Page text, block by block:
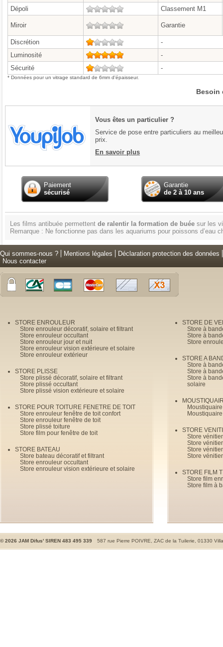
Dépoli
Classement M1
Miroir Garantie
Discrétion
-
Luminosité
-
Sécurité
-
* Données pour un vitrage standard de 6mm d'épaisseur.
Besoin
Vous êtes un particulier ?
Service de pose entre particuliers au
prix.
En savoir plus
Paiement
sécurisé
Garantie
de 2 à 10 ans
Les films antibuée permettent de ralentir la formation de buée sur les
Remarque : Ne fonctionne pas dans les aquariums pour poissons d’eau
Qui sommes-nous ? Mentions légales
Déclaration protection des données
Nous contacter
STORE ENROULEUR
Store enrouleur décoratif, solaire et filtrant
Store enrouleur occultant
Store enrouleur jour et nuit
Store enrouleur vision extérieure et solaire
Store enrouleur extérieur
STORE PLISSE
Store plissé décoratif, solaire et filtrant
Store plissé occultant
Store plissé vision extérieure et solaire
STORE POUR TOITURE FENETRE DE TOIT
Store enrouleur fenêtre de toit confort
Store enrouleur fenêtre de toit
Store plissé toiture
Store film pour fenêtre de toit
STORE BATEAU
Store bateau décoratif et filtrant
Store enrouleur occultant
Store enrouleur vision extérieure et solaire
STORE DE
Store à
Store à
Store
STORE A
Store à
Store à
Store à
solaire
STORE
Store
Store
Store
Store
STORE FILM
Store film
Store film à
©2026 JAM Difus' SIREN 483 495 339 587 rue Pierre POIVRE, ZAC de la Tuilerie, 01330